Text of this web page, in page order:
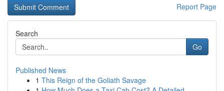
Report Page
Search
Go
Published News
1 This Reign of the Goliath Savage